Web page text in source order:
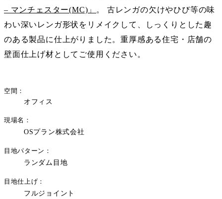
– マンチェスター(MC)」 。 古レンガの欠けやひび等の味
わい深いレンガ形状をリメイクして、しっくりとした趣
のある製品に仕上がりました。重厚感ある住宅・店舗の
壁面仕上げ材としてご使用ください。
空間
オフィス
現場名
OSプラン株式会社
目地パターン
ランダム目地
目地仕上げ
フルジョイント